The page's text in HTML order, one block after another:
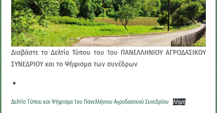
Διαβάστε το Δελτίο Τύπου του 1ου ΠΑΝΕΛΛΗΝΙΟΥ ΑΓΡΟΔΑΣΙΚΟΥ
ΣΥΝΕΔΡΙΟΥ και το Ψήφισμα των συνέδρων
Δελτίο Τύπου και Ψήφισμα 1ου Πανελλήνιου Αγροδασικού Συνεδρίου Λήψη